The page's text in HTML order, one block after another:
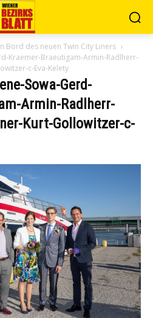
Bord des neuen Twin City Liners
Kraemer-Braeutigam-Armin-Radlherr-
c-Eva-Kelety
Sowa-Gerd-
Armin-Radlherr-
Kurt-Gollowitzer-c-